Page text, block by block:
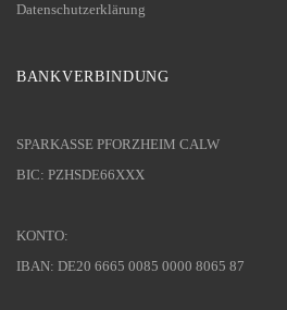
Datenschutzerklärung
BANKVERBINDUNG
SPARKASSE PFORZHEIM CALW
BIC: PZHSDE66XXX
KONTO:
IBAN: DE20 6665 0085 0000 8065 87